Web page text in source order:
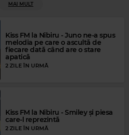
WORKING
MAI MULT
Kiss FM la Nibiru - Juno ne-a spus
melodia pe care o ascultă de
fiecare dată când are o stare
apatică
2 ZILE ÎN URMĂ
Kiss FM la Nibiru - Smiley și piesa
care-l reprezintă
2 ZILE ÎN URMĂ